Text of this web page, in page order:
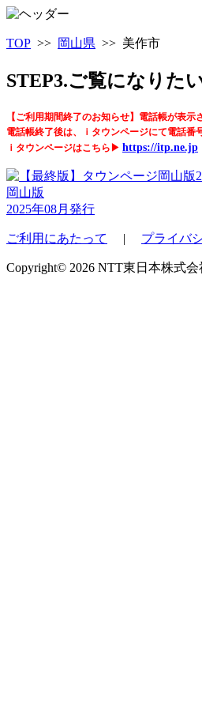
TOP >> 岡山県 >> 美作市
STEP3.ご覧になりた
【ご利用期間終了のお知らせ】電話帳が表
電話帳終了後は、ｉタウンページにて電話番
ｉタウンページはこちら▶ https://itp.ne.jp
岡山版
2025年08月発行
ご利用にあたって | プライバ
Copyright© 2026 NTT東日本株式